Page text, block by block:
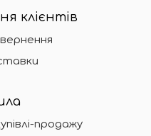
клієнтів
продажу